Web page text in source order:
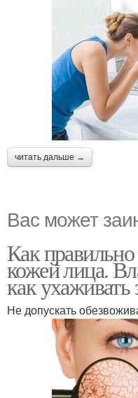
читать дальше →
Вас может
Как
кожей лица.
как ухаживать
Не допускать